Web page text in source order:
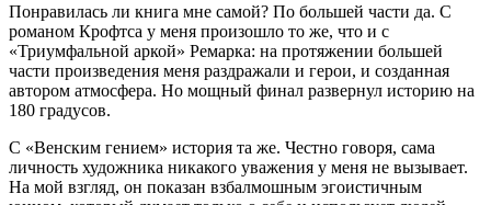
Понравилась ли книга мне самой? По большей части да. С
романом Крофтса у меня произошло то же, что и с
«Триумфальной аркой» Ремарка: на протяжении большей
части произведения меня раздражали и герои, и созданная
автором атмосфера. Но мощный финал развернул историю на
180 градусов.
С «Венским гением» история та же. Честно говоря, сама
личность художника никакого уважения у меня не вызывает.
На мой взгляд, он показан взбалмошным эгоистичным